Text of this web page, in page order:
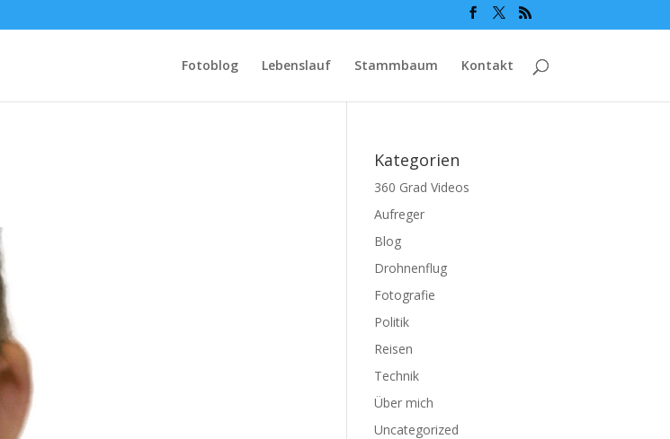
Fotoblog Lebenslauf Stammbaum Kontakt
Kategorien
360 Grad Videos
Aufreger
Blog
Drohnenflug
Fotografie
Politik
Reisen
Technik
Über mich
Uncategorized